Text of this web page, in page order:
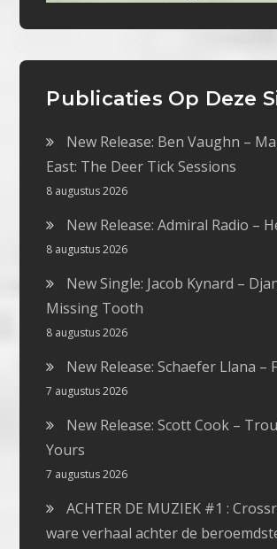
Publicaties Op Deze
New Release: Ben Vaughn –
East: The Deer Tick Sessions
8 augustus 2026
New Release: Admiral Radio –
8 augustus 2026
New Single: Jacob Kynard –
Missing Tooth
8 augustus 2026
New Release: Schaefer Llana –
7 augustus 2026
New Release: Scott Cook –
Yours
7 augustus 2026
ACHTER DE MUZIEK #1 :
ware verhaal achter de